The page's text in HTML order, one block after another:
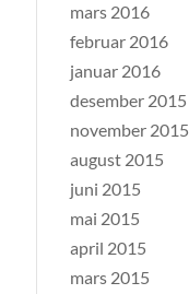
mars 2016
februar 2016
januar 2016
desember 2015
november 2015
august 2015
juni 2015
mai 2015
april 2015
mars 2015